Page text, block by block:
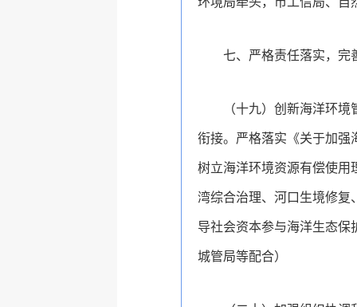
七、严格责任落实，完
（十九）创新海洋环
衔接。严格落实《关于加强
树立海洋环境资源有偿使用
湾综合治理、河口生境修复
导社会资本参与海洋生态保
城管局等配合）